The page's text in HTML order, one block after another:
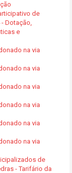
de
- Dotação,
e
na via
na via
na via
na via
na via
na via
de
- Tarifário da